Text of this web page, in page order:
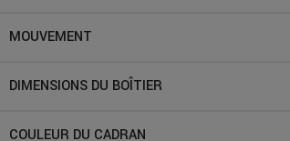
MOUVEMENT
DIMENSIONS DU BOÎTIER
COULEUR DU CADRAN